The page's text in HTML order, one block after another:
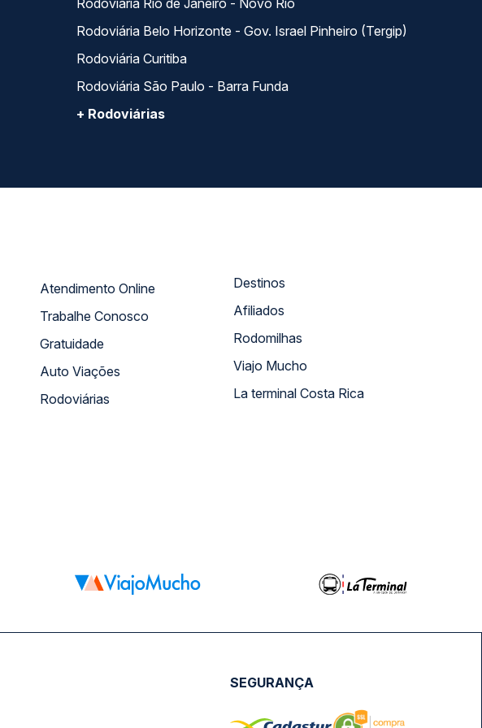
Rodoviária Rio de Janeiro - Novo Rio
Rodoviária Belo Horizonte - Gov. Israel Pinheiro (Tergip)
Rodoviária Curitiba
Rodoviária São Paulo - Barra Funda
+ Rodoviárias
Atendimento Online
Trabalhe Conosco
Gratuidade
Auto Viações
Rodoviárias
Destinos
Afiliados
Rodomilhas
Viajo Mucho
La terminal Costa Rica
SEGURANÇA